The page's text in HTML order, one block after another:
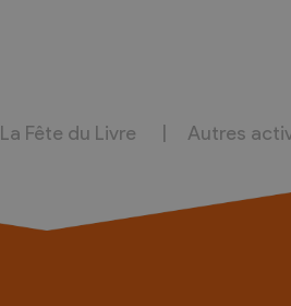
La Fête du Livre Autres